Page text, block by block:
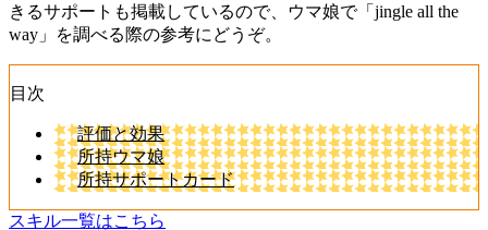
きるサポートも掲載しているので、ウマ娘で「jingle all the
way」を調べる際の参考にどうぞ。
目次
評価と効果
所持ウマ娘
所持サポートカード
スキル一覧はこちら